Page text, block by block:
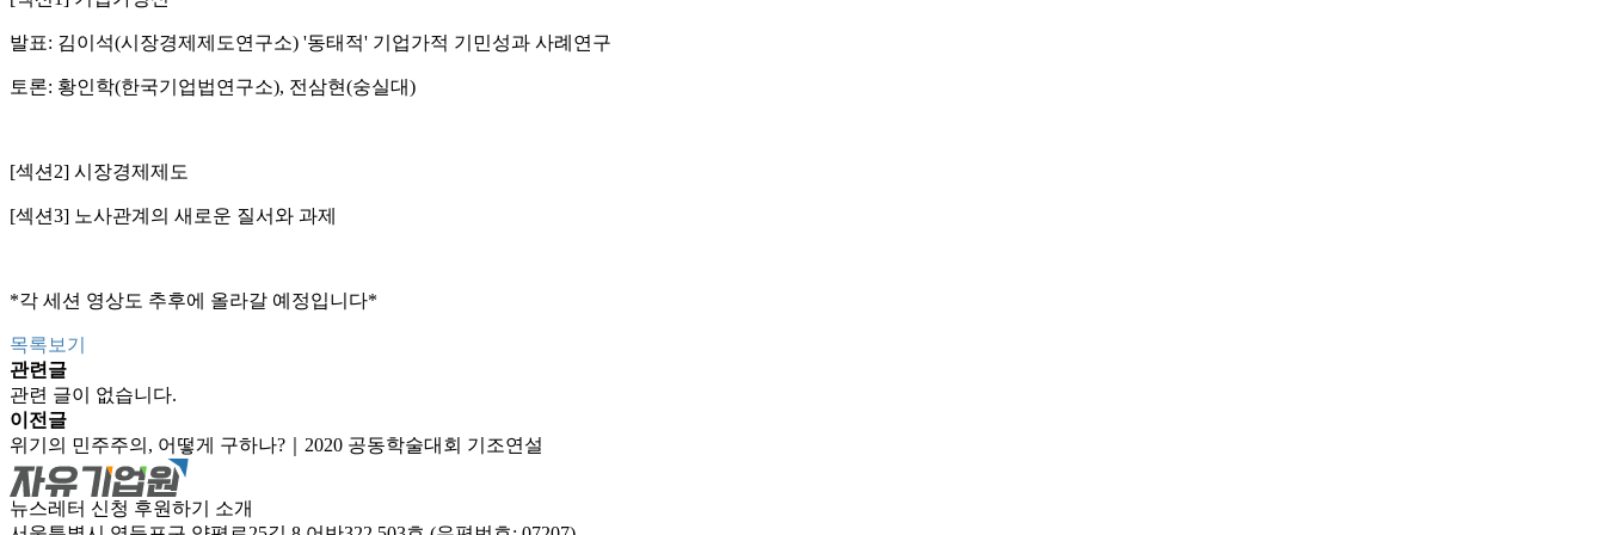
발표: 김이석(시장경제제도연구소) '동태적' 기업가적 기민성과 사례연구
토론: 황인학(한국기업법연구소), 전삼현(숭실대)
[섹션2] 시장경제제도
[섹션3] 노사관계의 새로운 질서와 과제
*각 세션 영상도 추후에 올라갈 예정입니다*
목록보기
관련글
관련 글이 없습니다.
이전글
위기의 민주주의, 어떻게 구하나?｜2020 공동학술대회 기조연설
뉴스레터 신청 후원하기
소개